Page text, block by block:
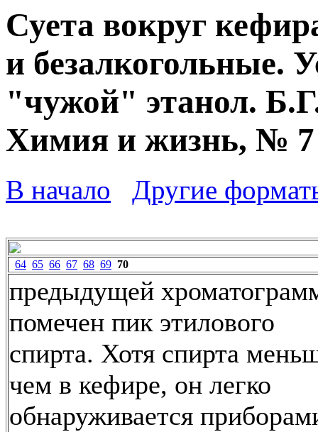
Суета вокруг
и безалкогольные.
"чужой" этанол.
Химия и жизнь, № 7
В начало Другие
64 65 66 67 68 69 70
предыдущей
помечен пик этилового
спирта. Хотя спирта
чем в кефире, он легко
обнаруживается